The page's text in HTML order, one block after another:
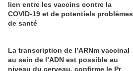
lien entre les vaccins contre la
COVID-19 et de potentiels problèmes
de santé
La transcription de l’ARNm vaccinal
au sein de l’ADN est possible au
niveau du cerveau, confirme le Pr